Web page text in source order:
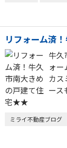
リフォーム済
牛
ォ
カス
ース
ミライ不動産ブログ